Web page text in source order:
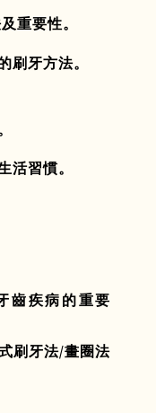
重要性。
刷牙方法。
活習慣。
齒疾病的重要
刷牙法/畫圈法